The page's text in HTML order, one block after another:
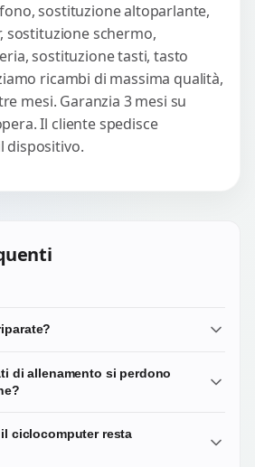
sostituzione altoparlante,
sostituzione schermo,
sostituzione tasti, tasto
ricambi di massima qualità,
mesi. Garanzia 3 mesi su
Il cliente spedisce
dispositivo.
1030, 1040, 1050, Edge Explore.
500, 510, 800, 810) la
verifica.
di allenamento si perdono
del ciclocomputer e non vengono
di vetro, display, batteria o
ciclocomputer resta